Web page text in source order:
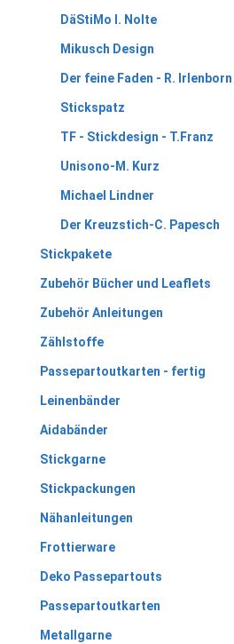
DäStiMo I. Nolte
Mikusch Design
Der feine Faden - R. Irlenborn
Stickspatz
TF - Stickdesign - T.Franz
Unisono-M. Kurz
Michael Lindner
Der Kreuzstich-C. Papesch
Stickpakete
Zubehör Bücher und Leaflets
Zubehör Anleitungen
Zählstoffe
Passepartoutkarten - fertig
Leinenbänder
Aidabänder
Stickgarne
Stickpackungen
Nähanleitungen
Frottierware
Deko Passepartouts
Passepartoutkarten
Metallgarne